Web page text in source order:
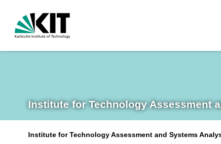
Institute for Technology Assessment
Institute for Technology Assessment and Systems